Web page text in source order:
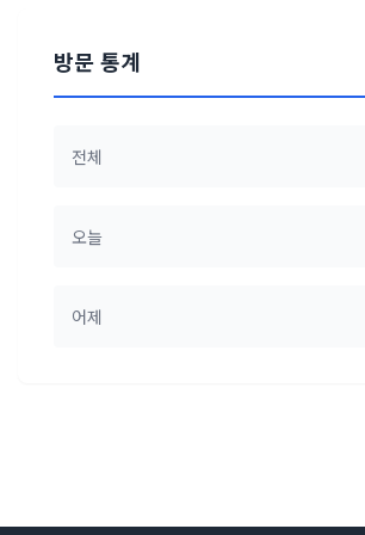
방문 통계
전체
오늘
어제